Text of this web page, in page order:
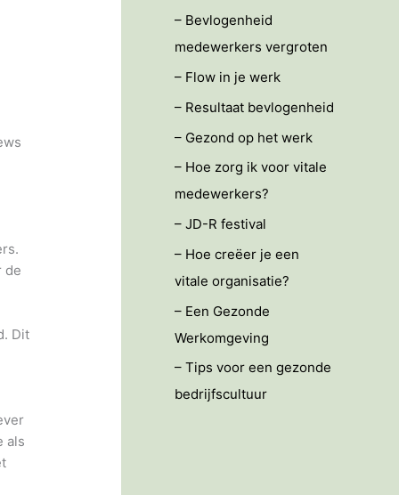
de
Dit
als
– Bevlogenheid
medewerkers vergroten
– Flow in je werk
– Resultaat bevlogenheid
– Gezond op het werk
– Hoe zorg ik voor vitale
medewerkers?
– JD-R festival
– Hoe creëer je een
vitale organisatie?
– Een Gezonde
Werkomgeving
– Tips voor een gezonde
bedrijfscultuur